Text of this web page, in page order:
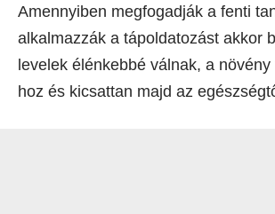
Amennyiben megfogadják a fenti
alkalmazzák a tápoldatozást akkor
levelek élénkebbé válnak, a
hoz és kicsattan majd az